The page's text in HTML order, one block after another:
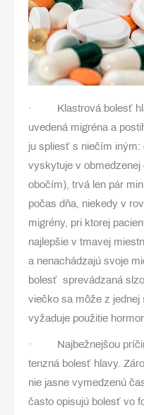
· Klastrová bolesť
uvedená migréna a
ju spliesť s niečím iným:
vyskytuje v obmedzenej
obočím), trvá len pár
počas dňa, niekedy v
migrény, pri ktorej
najlepšie v tmavej
a nenachádzajú svoje
bolesť sprevádzaná
viečko sa môže z
vyžaduje použitie
· Najbežnejšou
tenzná bolesť hlavy.
nie jasne vymedzenú
často opisujú bolesť vo